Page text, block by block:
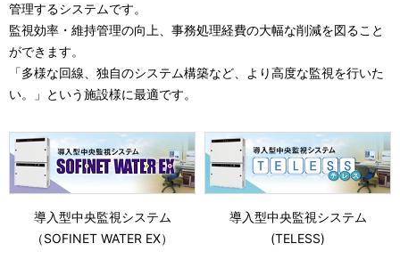
管理するシステムです。
監視効率・維持管理の向上、事務処理経費の大幅な削減を図ること
ができます。
「多様な回線、独自のシステム構築など、より高度な監視を行いた
い。」という施設様に最適です。
導入型中央監視システム
（SOFINET WATER EX）
導入型中央監視システム
(TELESS)